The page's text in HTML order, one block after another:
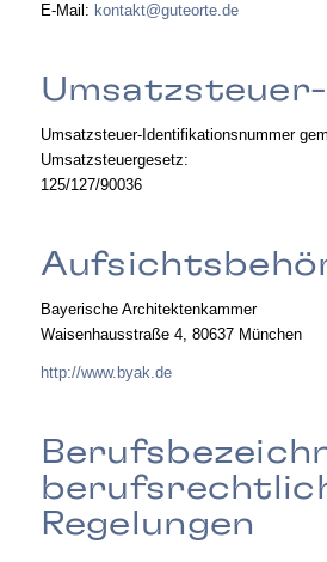
E-Mail: kontakt@guteorte.de
Umsatzsteuer-Identifikationsnummer
Umsatzsteuergesetz:
125/127/90036
Bayerische Architektenkammer
Waisenhausstraße 4, 80637 München
http://www.byak.de
Regelungen